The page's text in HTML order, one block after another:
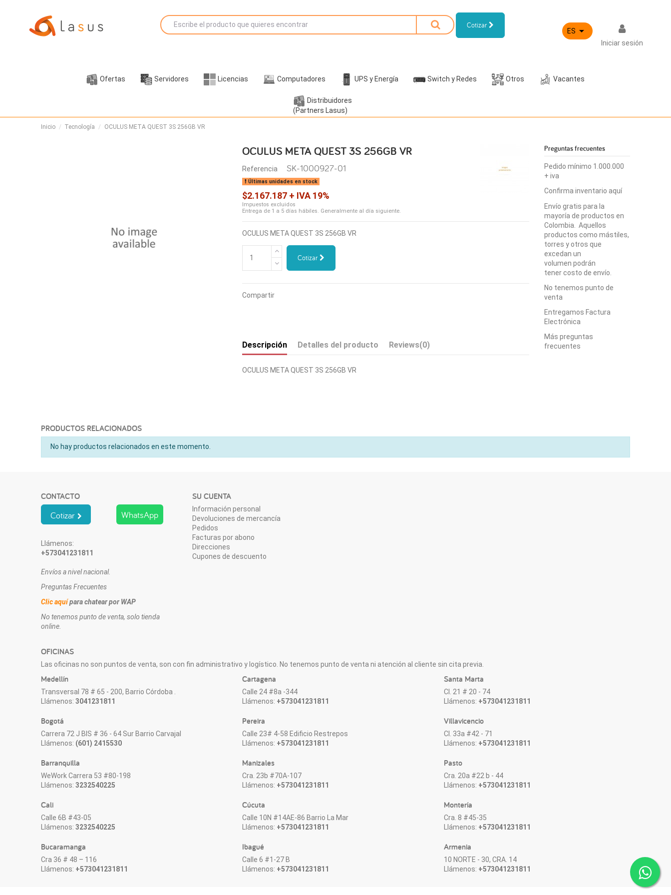
Cotizar
ES 
Iniciar sesión
Ofertas Servidores Licencias Computadores UPS y Energía Switch y Redes Otros Vacantes
Distribuidores
(Partners Lasus)
Inicio Tecnología OCULUS META QUEST 3S 256GB VR
OCULUS META QUEST 3S 256GB VR
Referencia SK-1000927-01
Últimas unidades en stock
$2.167.187 + IVA 19%
Impuestos excluidos
Entrega de 1 a 5 días hábiles. Generalmente al día siguiente.
OCULUS META QUEST 3S 256GB VR
Cotizar
Compartir
Descripción Detalles del producto Reviews(0)
OCULUS META QUEST 3S 256GB VR
Preguntas frecuentes
Pedido mínimo 1.000.000
+ iva
Confirma inventario aquí
Envío gratis para la
mayoría de productos en
Colombia. Aquellos
productos como mástiles,
torres y otros que
excedan un
volumen podrán
tener costo de envío.
No tenemos punto de
venta
Entregamos Factura
Electrónica
Más preguntas
frecuentes
PRODUCTOS RELACIONADOS
No hay productos relacionados en este momento.
CONTACTO
Cotizar
Llámenos:
+573041231811
WhatsApp
Envíos a nivel nacional.
Preguntas Frecuentes
Clic aquípara chatear por WAP
No tenemos punto de venta, solo tienda
online.
OFICINAS
Las oficinas no son puntos de venta, son con fin administrativo y logístico. No tenemos punto de venta ni atención al cliente sin cita previa.
Medellín
Transversal 78 # 65 - 200, Barrio Córdoba .
Llámenos:3041231811
Bogotá
Carrera 72 J BIS # 36 - 64 Sur Barrio Carvajal
Llámenos: (601) 2415530
Barranquilla
WeWork Carrera 53 #80-198
Llámenos:3232540225
Cali
Calle 6B #43-05
Llámenos:3232540225
Bucaramanga
Cra 36 # 48 – 116
Llámenos: +573041231811
Cartagena
Calle 24 #8a -344
Llámenos: +573041231811
Pereira
Calle 23# 4-58 Edificio Restrepos
Llámenos: +573041231811
Manizales
Cra. 23b #70A-107
Llámenos: +573041231811
Cúcuta
Calle 10N #14AE-86 Barrio La Mar
Llámenos: +573041231811
Ibagué
Calle 6 #1-27 B
Llámenos: +573041231811
Santa Marta
Cl. 21 # 20 - 74
Llámenos: +573041231811
Villavicencio
Cl. 33a #42 - 71
Llámenos: +573041231811
Pasto
Cra. 20a #22 b - 44
Llámenos: +573041231811
Montería
Cra. 8 #45-35
Llámenos: +573041231811
Armenia
10 NORTE - 30, CRA. 14
Llámenos: +573041231811
SU CUENTA
Información personal
Devoluciones de mercancía
Pedidos
Facturas por abono
Direcciones
Cupones de descuento